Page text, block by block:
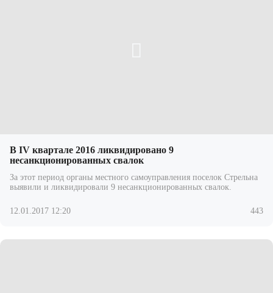
В IV квартале 2016 ликвидировано 9
несанкционированных свалок
За этот период органы местного самоуправления поселок Стрельна
выявили и ликвидировали 9 несанкционированных свалок.
12.01.2017 12:20 443